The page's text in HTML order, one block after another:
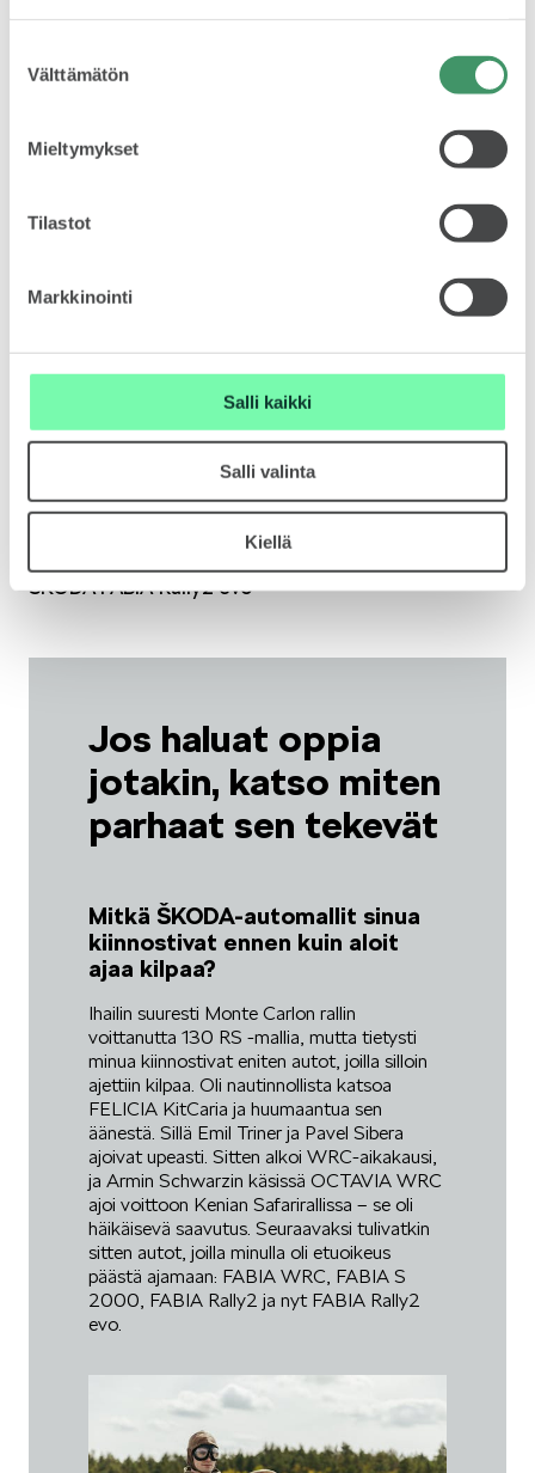
valinta
Välttämätön
Mieltymykset
Tilastot
Markkinointi
Salli kaikki
Salli valinta
Kiellä
ŠKODA FAVORIT 136 L/A
ŠKODA FABIA Rally2 evo
Jos haluat oppia
jotakin, katso miten
parhaat sen tekevät
Mitkä ŠKODA-automallit sinua
kiinnostivat ennen kuin aloit
ajaa kilpaa?
Ihailin suuresti Monte Carlon rallin
voittanutta 130 RS -mallia, mutta tietysti
minua kiinnostivat eniten autot, joilla silloin
ajettiin kilpaa. Oli nautinnollista katsoa
FELICIA KitCaria ja huumaantua sen
äänestä. Sillä Emil Triner ja Pavel Sibera
ajoivat upeasti. Sitten alkoi WRC-aikakausi,
ja Armin Schwarzin käsissä OCTAVIA WRC
ajoi voittoon Kenian Safarirallissa – se oli
häikäisevä saavutus. Seuraavaksi tulivatkin
sitten autot, joilla minulla oli etuoikeus
päästä ajamaan: FABIA WRC, FABIA S
2000, FABIA Rally2 ja nyt FABIA Rally2
evo.